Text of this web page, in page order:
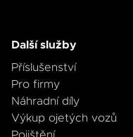
Další služby
Příslušenství
Pro firmy
Náhradní díly
Výkup ojetých vozů